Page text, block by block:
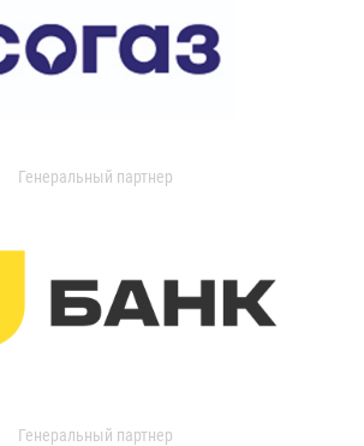
Генеральный партнер
Генеральный партнер